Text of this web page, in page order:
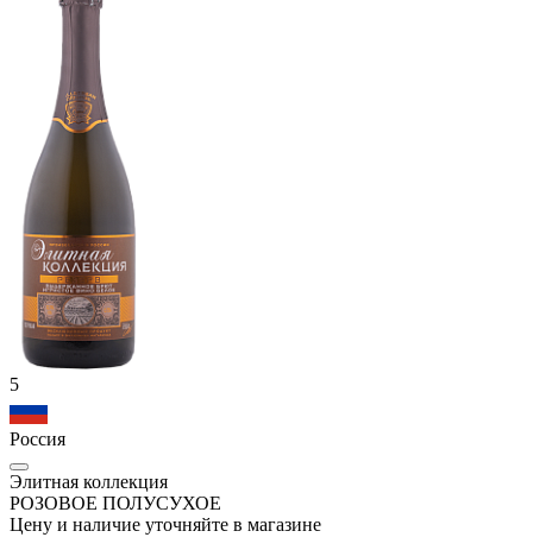
5
Россия
Элитная коллекция
РОЗОВОЕ ПОЛУСУХОЕ
Цену и наличие уточняйте в магазине